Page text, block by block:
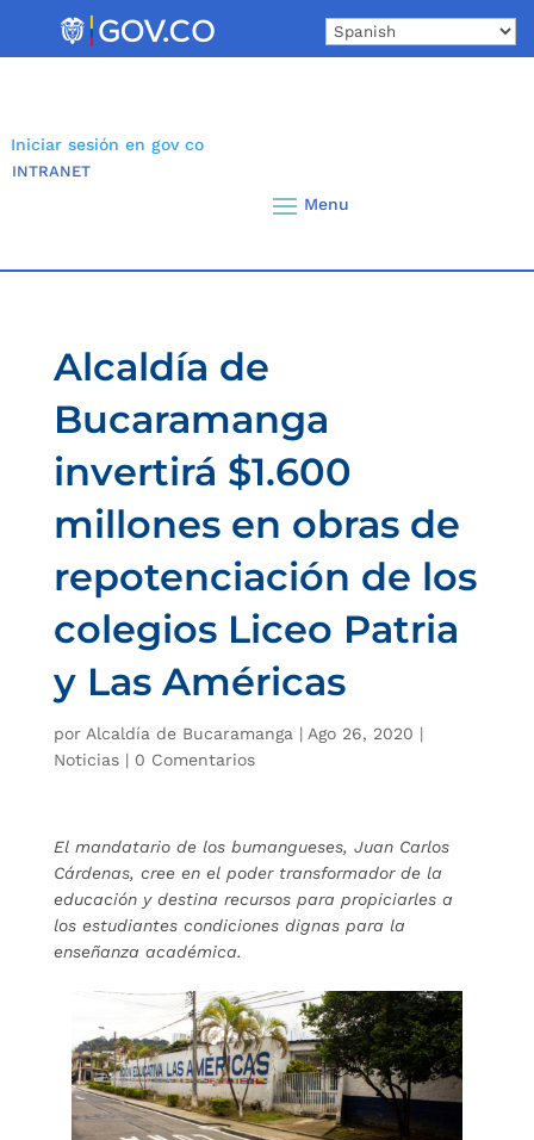
Iniciar sesión en gov co
INTRANET
Alcaldía de
Bucaramanga
invertirá $1.600
millones en obras de
repotenciación de los
colegios Liceo Patria
y Las Américas
por Alcaldía de Bucaramanga | Ago 26, 2020 |
Noticias| 0 Comentarios
El mandatario de los bumangueses, Juan Carlos
Cárdenas, cree en el poder transformador de la
educación y destina recursos para propiciarles a
los estudiantes condiciones dignas para la
enseñanza académica.